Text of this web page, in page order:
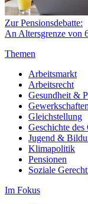
Zur Pensionsdebatte:
An Altersgrenze von
Themen
Arbeitsmarkt
Arbeitsrecht
Gesundheit &
Gleichstellung
Geschichte des
Jugend &
Klimapolitik
Pensionen
Soziale
Im Fokus